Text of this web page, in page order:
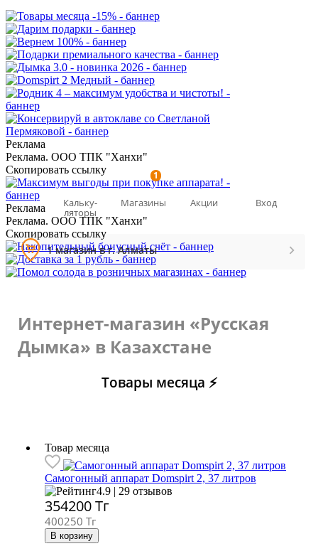
Реклама
Реклама. ООО ТПК "Ханхи"
Скопировать ссылку
Реклама
Реклама. ООО ТПК "Ханхи"
Скопировать ссылку
Кальку-
ляторы
Магазины
1
Акции Вход
1 магазин в г. Алматы
Интернет-магазин «Русская
Дымка» в Казахстане
Товары месяца ⚡
Товар месяца
Самогонный аппарат Domspirt 2, 37 литров
4.9 | 29 отзывов
354200Тг
400250 Тг